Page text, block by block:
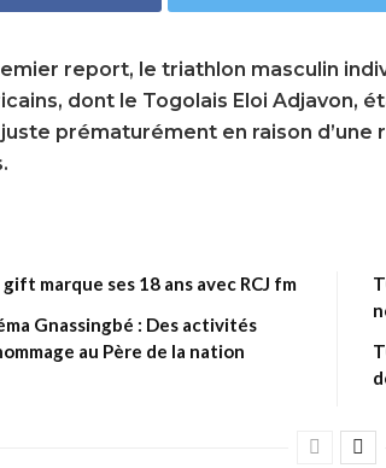
report, le triathlon masculin
dont le Togolais Eloi Adjavon,
prématurément en raison
marque ses 18 ans avec RCJ fm
Gnassingbé : Des activités
au Père de la nation